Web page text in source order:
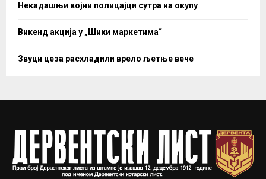
Некадашњи војни полицајци сутра на окупу
Викенд акција у „Шики маркетима“
Звуци цеза расхладили врело љетње вече